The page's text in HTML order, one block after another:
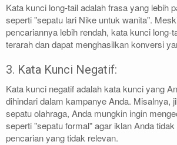
Kata kunci long-tail adalah frasa yang lebih
seperti "sepatu lari Nike untuk wanita".
pencariannya lebih rendah, kata kunci long-
terarah dan dapat menghasilkan konversi
3. Kata Kunci Negatif:
Kata kunci negatif adalah kata kunci yang
dihindari dalam kampanye Anda. Misalnya,
sepatu olahraga, Anda mungkin ingin
seperti "sepatu formal" agar iklan Anda
pencarian yang tidak relevan.